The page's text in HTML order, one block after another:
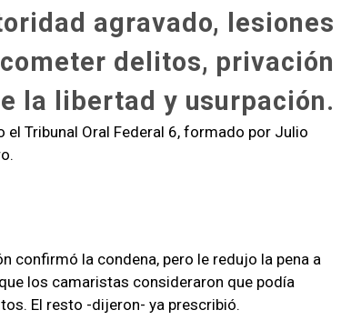
agravado, lesiones
delitos, privación
la libertad y usurpación.
Tribunal Oral Federal 6, formado por Julio
confirmó la condena, pero le redujo la pena a
los camaristas consideraron que podía
El resto -dijeron- ya prescribió.